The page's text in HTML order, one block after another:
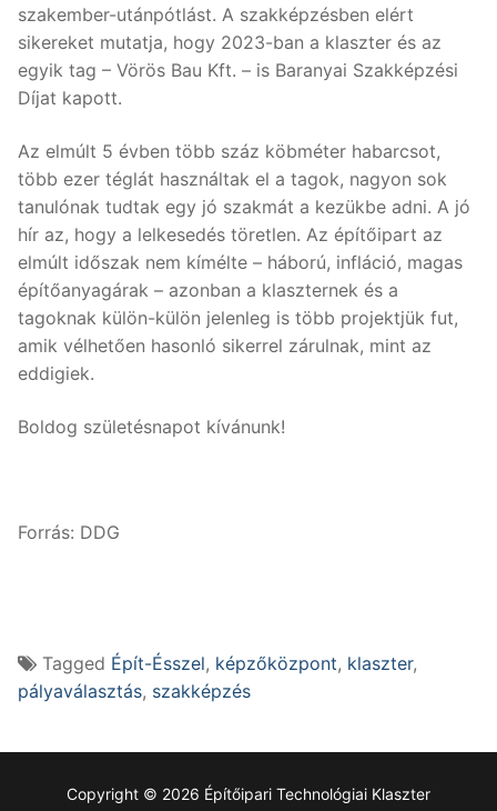
szakember-utánpótlást. A szakképzésben elért
sikereket mutatja, hogy 2023-ban a klaszter és az
egyik tag – Vörös Bau Kft. – is Baranyai Szakképzési
Díjat kapott.
Az elmúlt 5 évben több száz köbméter habarcsot,
több ezer téglát használtak el a tagok, nagyon sok
tanulónak tudtak egy jó szakmát a kezükbe adni. A jó
hír az, hogy a lelkesedés töretlen. Az építőipart az
elmúlt időszak nem kímélte – háború, infláció, magas
építőanyagárak – azonban a klaszternek és a
tagoknak külön-külön jelenleg is több projektjük fut,
amik vélhetően hasonló sikerrel zárulnak, mint az
eddigiek.
Boldog születésnapot kívánunk!
Forrás: DDG
Tagged Épít-Ésszel, képzőközpont, klaszter,
pályaválasztás, szakképzés
Copyright © 2026 Építőipari Technológiai Klaszter